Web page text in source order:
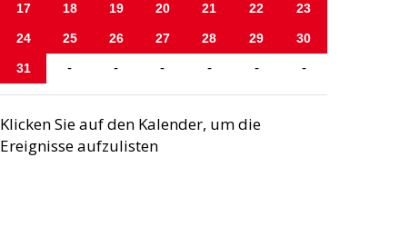
17 18 19 20 21 22 23
24 25 26 27 28 29 30
31 - - - - - -
Klicken Sie auf den Kalender, um die
Ereignisse aufzulisten